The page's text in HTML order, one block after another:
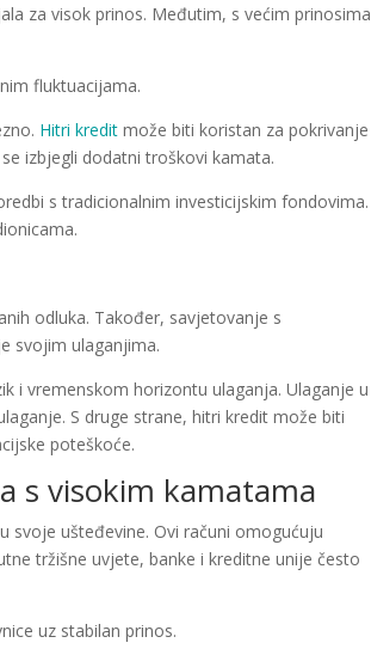
za visok prinos. Međutim, s većim prinosima
fluktuacijama.
Hitri kredit može biti koristan za pokrivanje
izbjegli dodatni troškovi kamata.
s tradicionalnim investicijskim fondovima.
odluka. Također, savjetovanje s
svojim ulaganjima.
i vremenskom horizontu ulaganja. Ulaganje u
S druge strane, hitri kredit može biti
poteškoće.
s visokim kamatama
svoje ušteđevine. Ovi računi omogućuju
tržišne uvjete, banke i kreditne unije često
uz stabilan prinos.